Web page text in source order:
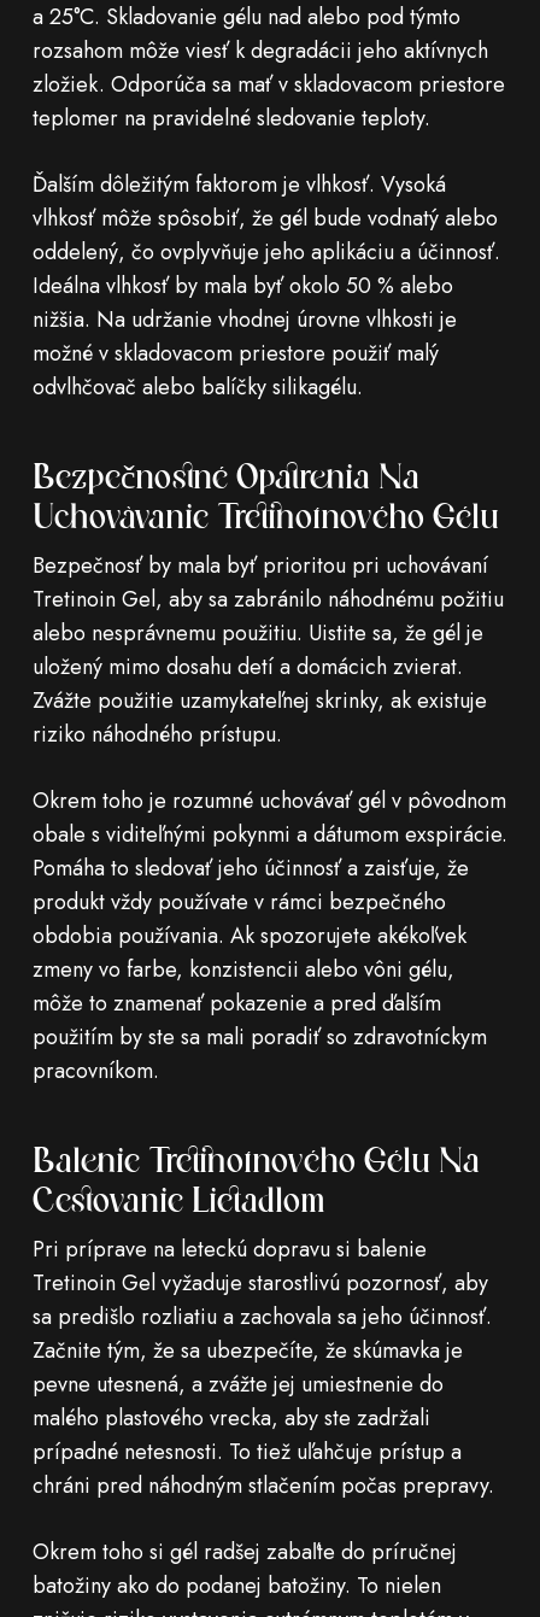
a 25°C. Skladovanie gélu nad alebo pod týmto
rozsahom môže viesť k degradácii jeho aktívnych
zložiek. Odporúča sa mať v skladovacom priestore
teplomer na pravidelné sledovanie teploty.
Ďalším dôležitým faktorom je vlhkosť. Vysoká
vlhkosť môže spôsobiť, že gél bude vodnatý alebo
oddelený, čo ovplyvňuje jeho aplikáciu a účinnosť.
Ideálna vlhkosť by mala byť okolo 50 % alebo
nižšia. Na udržanie vhodnej úrovne vlhkosti je
možné v skladovacom priestore použiť malý
odvlhčovač alebo balíčky silikagélu.
Bezpečnostné Opatrenia Na
Uchovávanie Tretinoínového Gélu
Bezpečnosť by mala byť prioritou pri uchovávaní
Tretinoin Gel, aby sa zabránilo náhodnému požitiu
alebo nesprávnemu použitiu. Uistite sa, že gél je
uložený mimo dosahu detí a domácich zvierat.
Zvážte použitie uzamykateľnej skrinky, ak existuje
riziko náhodného prístupu.
Okrem toho je rozumné uchovávať gél v pôvodnom
obale s viditeľnými pokynmi a dátumom exspirácie.
Pomáha to sledovať jeho účinnosť a zaisťuje, že
produkt vždy používate v rámci bezpečného
obdobia používania. Ak spozorujete akékoľvek
zmeny vo farbe, konzistencii alebo vôni gélu,
môže to znamenať pokazenie a pred ďalším
použitím by ste sa mali poradiť so zdravotníckym
pracovníkom.
Balenie Tretinoínového Gélu Na
Cestovanie Lietadlom
Pri príprave na leteckú dopravu si balenie
Tretinoin Gel vyžaduje starostlivú pozornosť, aby
sa predišlo rozliatiu a zachovala sa jeho účinnosť.
Začnite tým, že sa ubezpečíte, že skúmavka je
pevne utesnená, a zvážte jej umiestnenie do
malého plastového vrecka, aby ste zadržali
prípadné netesnosti. To tiež uľahčuje prístup a
chráni pred náhodným stlačením počas prepravy.
Okrem toho si gél radšej zabaľte do príručnej
batožiny ako do podanej batožiny. To nielen